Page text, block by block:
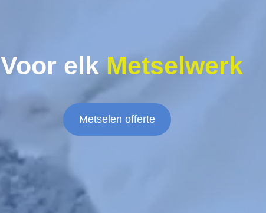
Voor elkMetselwerk
Metselen offerte